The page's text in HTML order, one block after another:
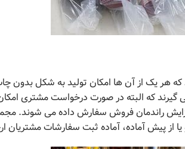
یک از آن ها امکان تولید به شکل بدون چاپ
که البته در صورت درخواست مشتری
راندمان فروش سفارش داده می شوند.
پیش آماده، آماده ثبت سفارشات مشتریان